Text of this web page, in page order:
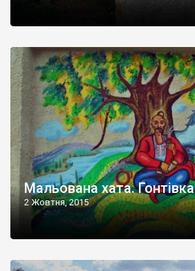
Мальована хата. Гонтівка
2 Жовтня, 2015